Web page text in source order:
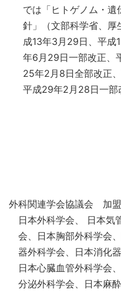
では「ヒトゲノム・
針」（文部科学省、厚
成13年3月29日、平成
年6月29日一部改正、
25年2月8日全部改正
平成29年2月28日一部
外科関連学会協議会 加
日本外科学会、 日本気
会、日本胸部外科学会
器外科学会、日本消化
日本心臓血管外科学会
分泌外科学会、日本麻